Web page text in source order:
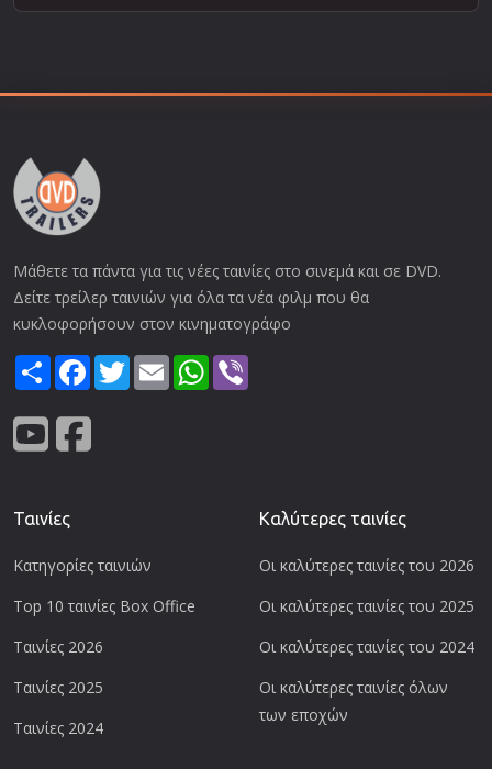
Μάθετε τα πάντα για τις νέες ταινίες στο σινεμά και σε DVD.
Δείτε τρείλερ ταινιών για όλα τα νέα φιλμ που θα
κυκλοφορήσουν στον κινηματογράφο
ShareFacebook
TwitterEmail WhatsApp
Ταινίες
Κατηγορίες ταινιών
Top 10 ταινίες Box Office
Ταινίες 2026
Ταινίες 2025
Ταινίες 2024
Καλύτερες ταινίες
Οι καλύτερες ταινίες του 2026
Οι καλύτερες ταινίες του 2025
Οι καλύτερες ταινίες του 2024
Οι καλύτερες ταινίες όλων
των εποχών